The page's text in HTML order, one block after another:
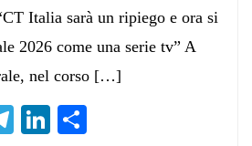
Italia sarà un ripiego e ora si
2026 come una serie tv” A
nel corso […]
Telegram
LinkedIn